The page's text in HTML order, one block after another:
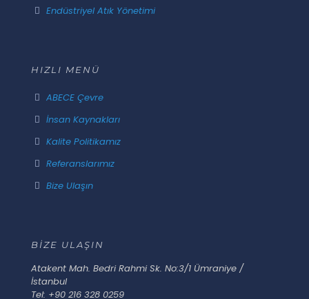
Endüstriyel Atık Yönetimi
HIZLI MENÜ
ABECE Çevre
İnsan Kaynakları
Kalite Politikamız
Referanslarımız
Bize Ulaşın
BİZE ULAŞIN
Atakent Mah. Bedri Rahmi Sk. No:3/1 Ümraniye /
İstanbul
Tel: +90 216 328 0259